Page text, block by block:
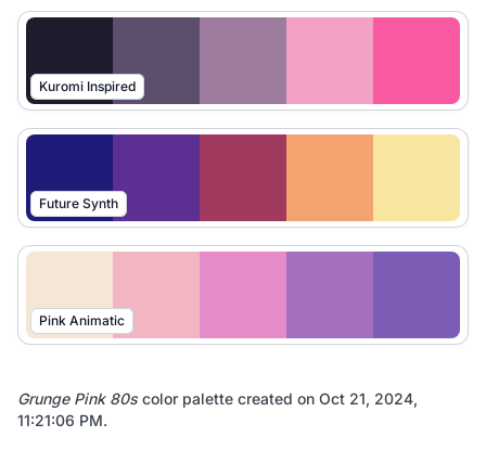
Kuromi Inspired
Future Synth
Pink Animatic
Grunge Pink 80s color palette created on Oct 21, 2024,
11:21:06 PM.